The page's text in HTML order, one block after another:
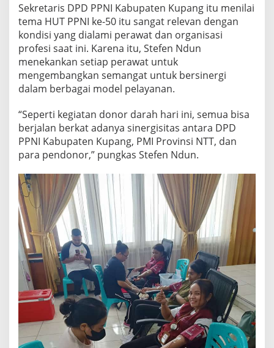
Sekretaris DPD PPNI Kabupaten Kupang itu menilai
tema HUT PPNI ke-50 itu sangat relevan dengan
kondisi yang dialami perawat dan organisasi
profesi saat ini. Karena itu, Stefen Ndun
menekankan setiap perawat untuk
mengembangkan semangat untuk bersinergi
dalam berbagai model pelayanan.
“Seperti kegiatan donor darah hari ini, semua bisa
berjalan berkat adanya sinergisitas antara DPD
PPNI Kabupaten Kupang, PMI Provinsi NTT, dan
para pendonor,” pungkas Stefen Ndun.